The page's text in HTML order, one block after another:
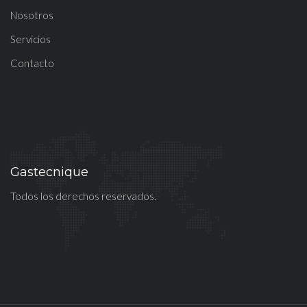
Nosotros
Servicios
Contacto
Gastecnique
Todos los derechos reservados.